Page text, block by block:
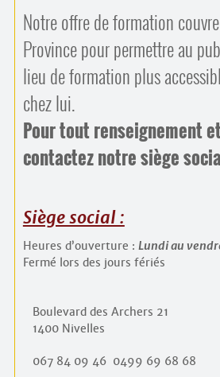
Notre offre de formation
Province pour permettre au
lieu de formation plus
chez lui.
Pour tout renseignement
contactez notre siège
Siège social :
Heures d’ouverture : Lundi au
Fermé lors des jours fériés
Boulevard des Archers 21
1400 Nivelles
067 84 09 46 0499 69 68 68